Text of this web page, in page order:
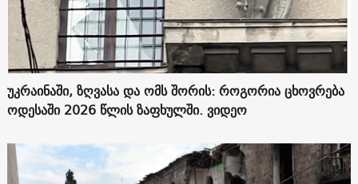
უკრაინაში, ზღვასა და ომს შორის: როგორია ცხოვრება
ოდესაში 2026 წლის ზაფხულში. ვიდეო